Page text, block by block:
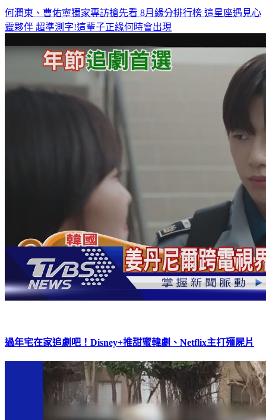
何潤東、曹佑寧獨家專訪搶先看 8月緣分排行榜 這星座遇見心
靈夥伴 超準測字!這輩子正緣何時會出現
過年宅在家追劇吧！Disney+推甜蜜韓劇、Netflix主打殭屍片